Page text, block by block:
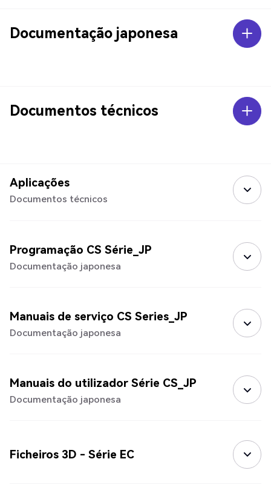
Documentação japonesa
Documentos técnicos
Aplicações
Documentos técnicos
Programação CS Série_JP
Documentação japonesa
Manuais de serviço CS Series_JP
Documentação japonesa
Manuais do utilizador Série CS_JP
Documentação japonesa
Ficheiros 3D - Série EC